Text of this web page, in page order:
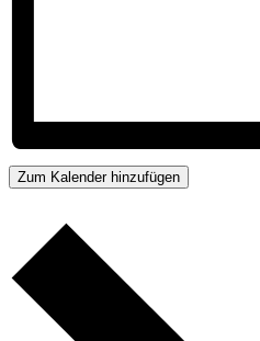
Zum Kalender hinzufügen